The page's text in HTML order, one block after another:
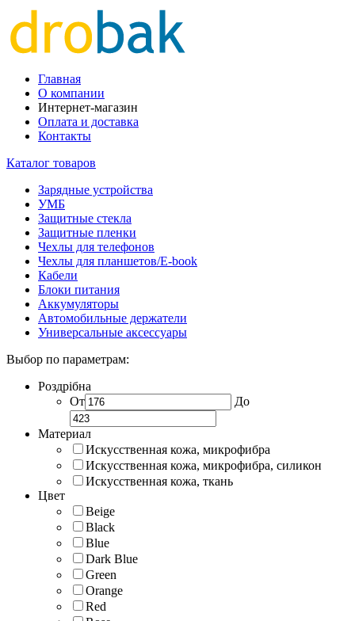
Главная
О компании
Интернет-магазин
Оплата и доставка
Контакты
Каталог товаров
Зарядные устройства
УМБ
Защитные стекла
Защитные пленки
Чехлы для телефонов
Чехлы для планшетов/E-book
Кабели
Блоки питания
Аккумуляторы
Автомобильные держатели
Универсальные аксессуары
Выбор по параметрам:
Роздрібна
От
До
Материал
Искусственная кожа, микрофибра
Искусственная кожа, микрофибра, силикон
Искусственная кожа, ткань
Цвет
Beige
Black
Blue
Dark Blue
Green
Orange
Red